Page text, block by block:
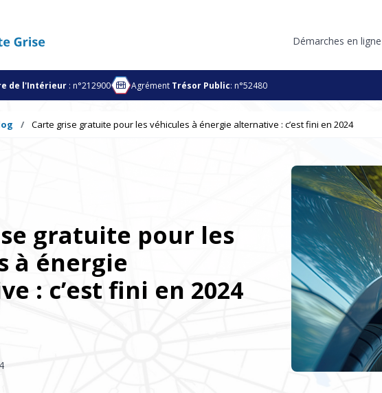
Démarches en ligne
de l'Intérieur : n°212900 Agrément Trésor Public: n°52480
Carte grise gratuite pour les véhicules à énergie alternative : c’est fini en 2024
gratuite pour les
à énergie
: c’est fini en 2024